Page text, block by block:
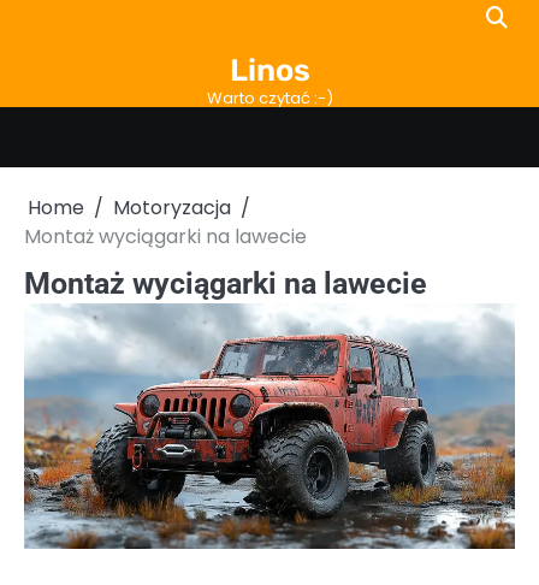
Linos
Warto czytać :-)
Home
Motoryzacja
Montaż wyciągarki na lawecie
Montaż wyciągarki na lawecie